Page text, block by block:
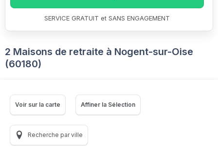
SERVICE GRATUIT et SANS ENGAGEMENT
2 Maisons de retraite à Nogent-sur-Oise
(60180)
Voir sur la carte Affiner la Sélection
Recherche par ville